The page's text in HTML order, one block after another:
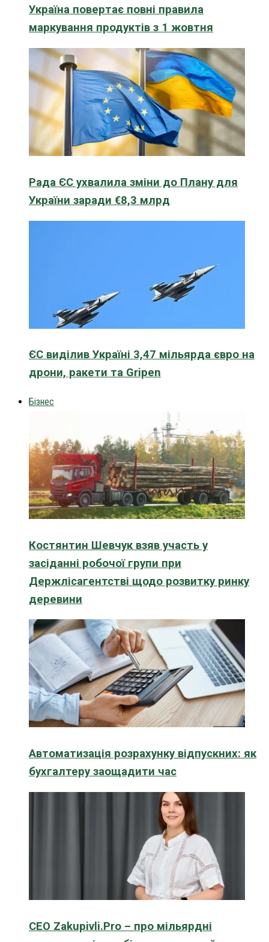
Україна повертає повні правила
маркування продуктів з 1 жовтня
Рада ЄС ухвалила зміни до Плану для
України заради €8,3 млрд
ЄС виділив Україні 3,47 мільярда євро на
дрони, ракети та Gripen
Бізнес
Костянтин Шевчук взяв участь у
засіданні робочої групи при
Держлісагентстві щодо розвитку ринку
деревини
Автоматизація розрахунку відпускних: як
бухгалтеру заощадити час
CEO Zakupivli.Pro – про мільярдні